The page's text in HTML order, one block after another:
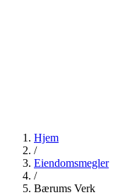
Hjem
/
Eiendomsmegler
/
Bærums Verk